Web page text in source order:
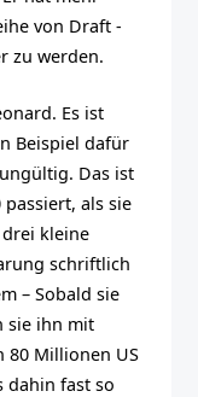
von Draft -
zu werden.
Es ist
Beispiel dafür
Das ist
passiert, als sie
drei kleine
schriftlich
– Sobald sie
sie ihn mit
80 Millionen US
dahin fast so